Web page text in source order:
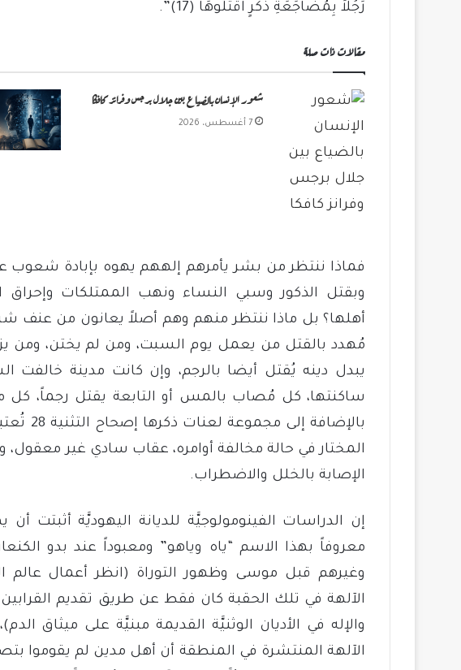
رَجُلاً بِمُضَاجَعَةِ ذَكَرٍ اقْتُلُوهَا (17)”.
مقالات ذات صلة
شعور الإنسان بالضياع بين جلال برجس وفرانز كافكا
7 أغسطس، 2026
فماذا ننتظر من بشر يأمرهم إلههم يهوه بإبادة شعوب
وبقتل الذكور وسبي النساء ونهب الممتلكات
أهلها؟ بل ماذا ننتظر منهم وهم أصلاً يعانون من عنف
مُهدد بالقتل من يعمل يوم السبت، ومن لم يختن، ومن
يبدل دينه يُقتل أيضا بالرجم، وإن كانت مدينة
ساكنتها، كل مُصاب بالمس أو التابعة يقتل رجماً، كل
المختار في حالة مخالفة أوامره، عقاب سادي غير
الإصابة بالخلل والاضطراب.
إن الدراسات الفينومولوجيَّة للديانة اليهوديَّة أثبتت
معروفاً بهذا الاسم “ياه وياهو” ومعبوداً عند بدو
وغيرهم قبل موسى وظهور التوراة (انظر أعمال عالم
الآلهة في تلك الحقبة كان فقط عن طريق تقديم
والإله في الأديان الوثنيَّة القديمة مبنيَّة على ميثاق
الآلهة المنتشرة في المنطقة أن أهل مدين لم يقوموا